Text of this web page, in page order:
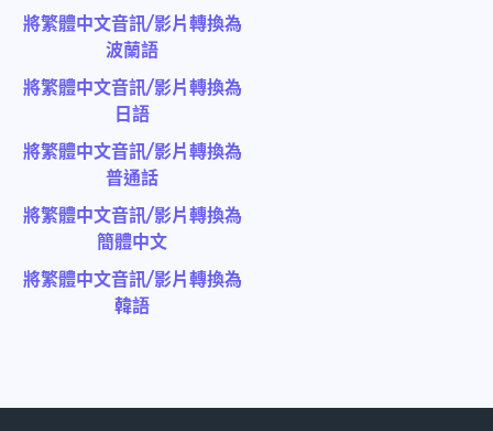
將繁體中文音訊/影片轉換為
波蘭語
將繁體中文音訊/影片轉換為
日語
將繁體中文音訊/影片轉換為
普通話
將繁體中文音訊/影片轉換為
簡體中文
將繁體中文音訊/影片轉換為
韓語